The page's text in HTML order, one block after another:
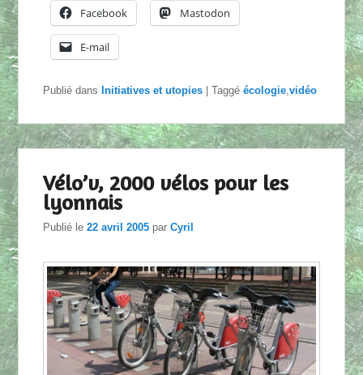
Facebook Mastodon
E-mail
Publié dans Initiatives et utopies |Taggé écologie,vidéo
Vélo’v, 2000 vélos pour les
lyonnais
Publié le22 avril 2005 parCyril